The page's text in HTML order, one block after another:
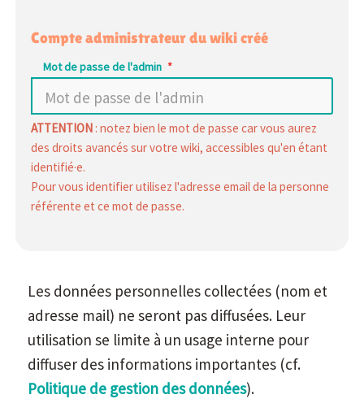
Compte administrateur du wiki créé
Mot de passe de l'admin
ATTENTION : notez bien le mot de passe car vous aurez
des droits avancés sur votre wiki, accessibles qu'en étant
identifié·e.
Pour vous identifier utilisez l'adresse email de la personne
référente et ce mot de passe.
Les données personnelles collectées (nom et
adresse mail) ne seront pas diffusées. Leur
utilisation se limite à un usage interne pour
diffuser des informations importantes (cf.
Politique de gestion des données).